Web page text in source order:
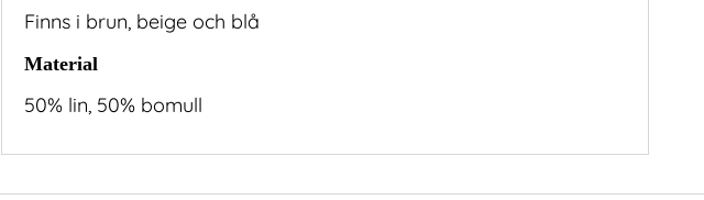
Finns i brun, beige och blå
Material
50% lin, 50% bomull